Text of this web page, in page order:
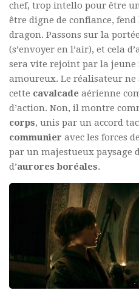
chef, trop intello pour être
être digne de confiance, fend
dragon. Passons sur la portée
(s’envoyer en l’air), et cela
sera vite rejoint par la
amoureux. Le réalisateur ne
cette cavalcade aérienne
d’action. Non, il montre
corps, unis par un accord
communier avec les forces
par un majestueux paysage
d’aurores boréales.